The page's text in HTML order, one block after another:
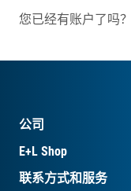
您已经有账户了吗？
公司
E+L Shop
联系方式和服务